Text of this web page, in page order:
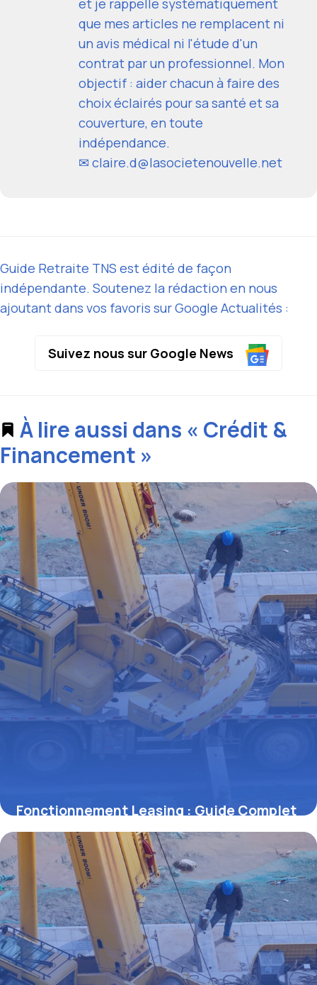
que mes articles ne remplacent ni
un avis médical ni l'étude d'un
contrat par un professionnel. Mon
objectif : aider chacun à faire des
choix éclairés pour sa santé et sa
couverture, en toute
indépendance.
✉ claire.d@lasocietenouvelle.net
Guide Retraite TNS est édité de façon
indépendante. Soutenez la rédaction en nous
ajoutant dans vos favoris sur Google Actualités :
Suivez nous sur Google News
À lire aussi dans « Crédit &
Financement »
Fonctionnement Leasing : Guide Complet
2026
2 juillet 2026